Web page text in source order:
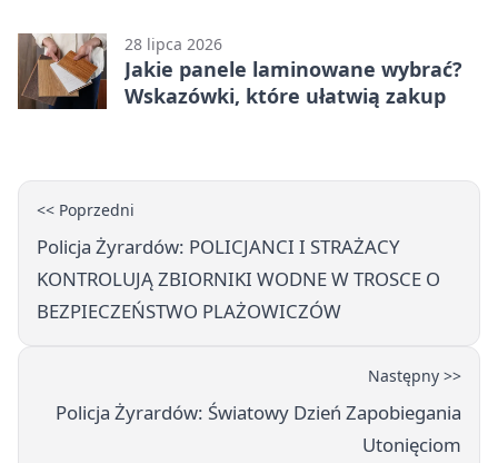
28 lipca 2026
Jakie panele laminowane wybrać?
Wskazówki, które ułatwią zakup
<< Poprzedni
Policja Żyrardów: POLICJANCI I STRAŻACY
KONTROLUJĄ ZBIORNIKI WODNE W TROSCE O
BEZPIECZEŃSTWO PLAŻOWICZÓW
Następny >>
Policja Żyrardów: Światowy Dzień Zapobiegania
Utonięciom